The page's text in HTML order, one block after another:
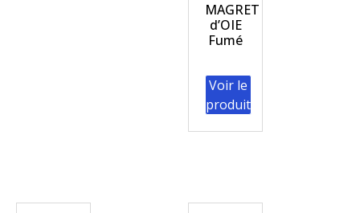
MAGRET
d’OIE
Fumé
Voir le
produit